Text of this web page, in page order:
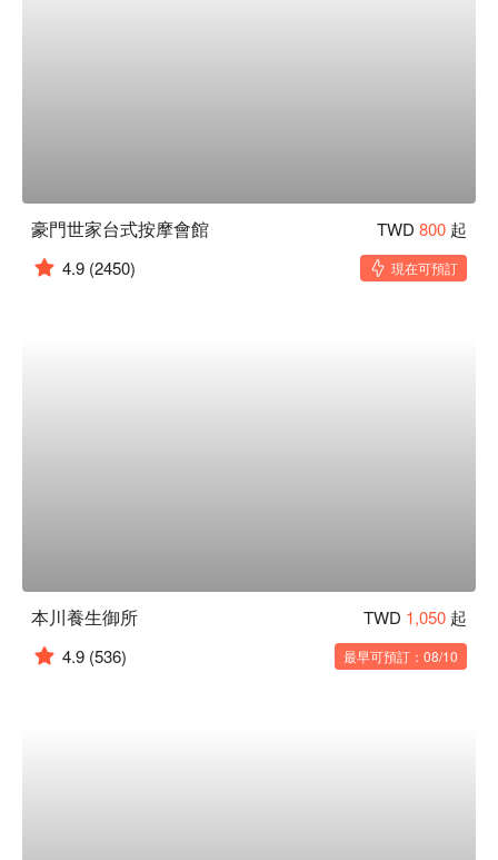
豪門世家台式按摩會館 TWD 800 起
4.9 (2450) 現在可預訂
本川養生御所 TWD 1,050 起
4.9 (536) 最早可預訂：08/10